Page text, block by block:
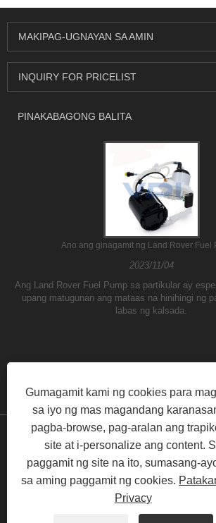
MAKIPAG-UGNAYAN SA AMIN
INQUIRY FOR PRICELIST
PINAKABAGONG BALITA
Ano ang ginagamit ng Land Rover Fuel
2023/11/04
Ang Land Rover Fuel Pump sa partikular ay
upang matugunan ang mataas na hinihingi ng
labas ng kalsada.
Copyright © 2026 Guangzhou ATH Automotive
Karapatan ay Nakalaan
Tungkol sa amin Mga produkto
Gumagamit kami ng cookies para
sa iyo ng mas magandang
pagba-browse, pag-aralan ang
site at i-personalize ang content.
paggamit ng site na ito, sumasang-
sa aming paggamit ng cookies.
Privacy